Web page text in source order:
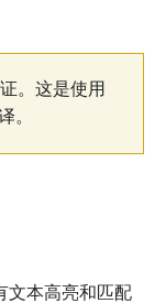
。这是使用
。
文本高亮和匹配